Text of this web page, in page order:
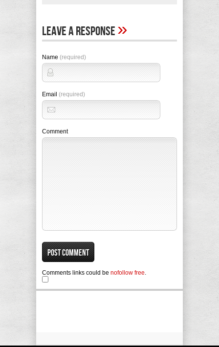
Leave A Response»
Name (required)
Email (required)
Comment
Comments links could be nofollow free.